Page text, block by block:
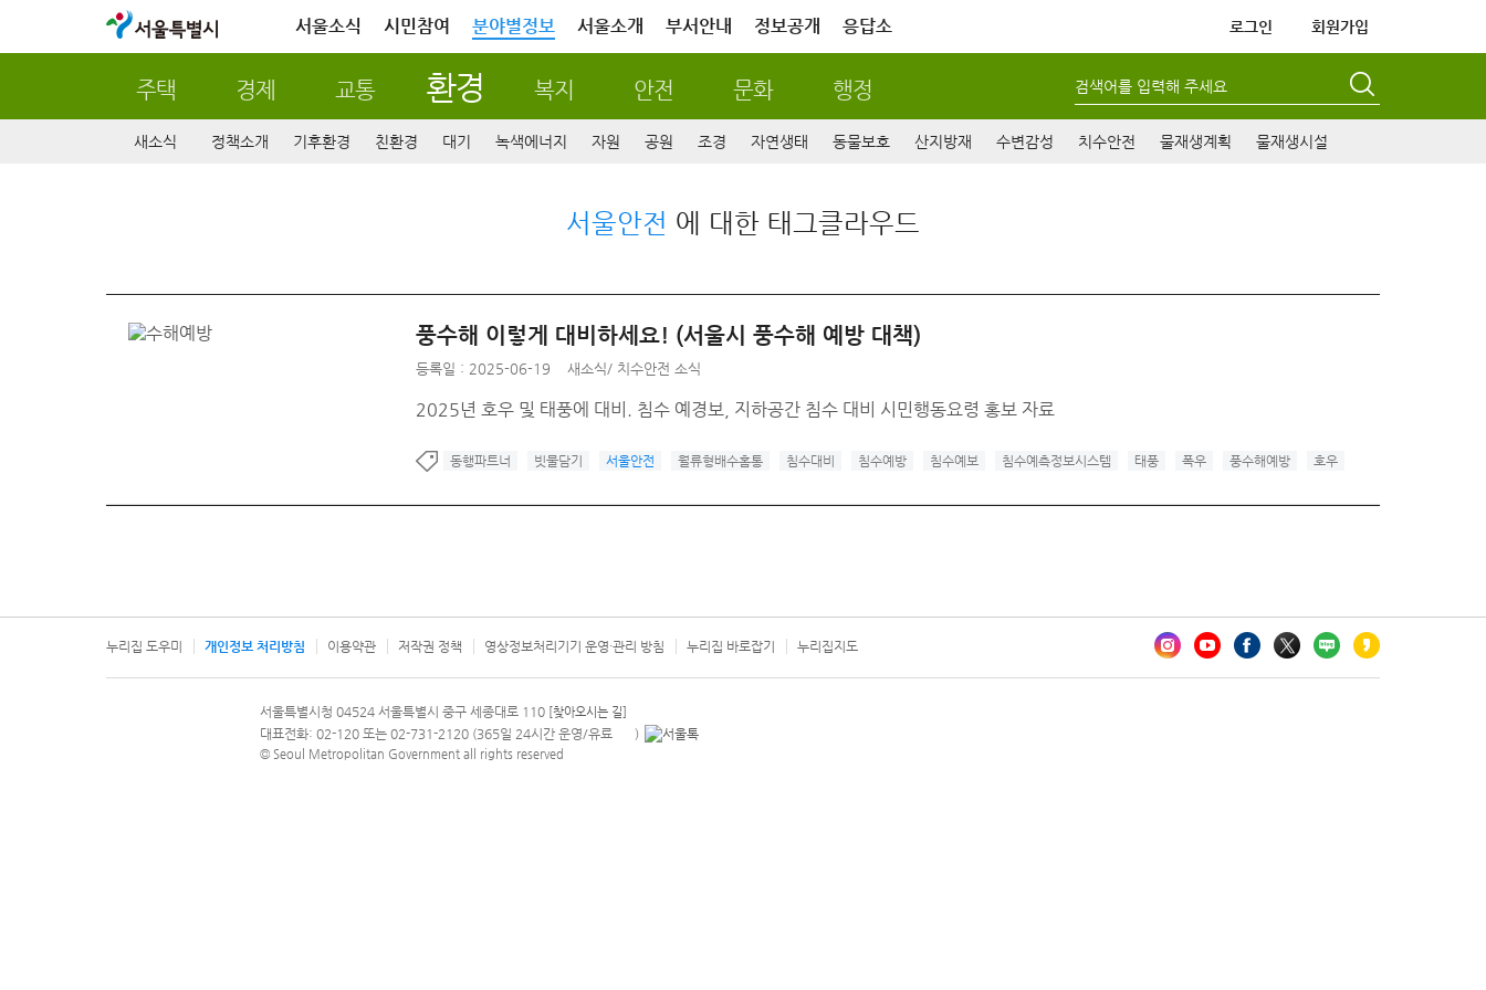
서울특별시 서울소식 시민참여 분야별정보 서울소개 부서안내 정보공개 응답소 로그인 회원가입
주택 경제 교통 환경 복지 안전 문화 행정 검색어를 입력해 주세요
새소식 정책소개 기후환경 친환경 대기 녹색에너지 자원 공원 조경 자연생태 동물보호 산지방재 수변감성 치수안전 물재생계획 물재생시설
서울안전 에 대한 태그클라우드
풍수해 이렇게 대비하세요! (서울시 풍수해 예방 대책)
등록일 : 2025-06-19 새소식/ 치수안전 소식
2025년 호우 및 태풍에 대비. 침수 예경보, 지하공간 침수 대비 시민행동요령 홍보 자료
동행파트너 빗물담기 서울안전 월류형배수홈통 침수대비 침수예방 침수예보 침수예측정보시스템 태풍 폭우 풍수해예방 호우
누리집 도우미 개인정보 처리방침 이용약관 저작권 정책 영상정보처리기기 운영·관리 방침 누리집 바로잡기 누리집지도
문의 전화번호 120, 120 다산콜재단
서울특별시청 04524 서울특별시 중구 세종대로 110 [찾아오시는 길]
대표전화: 02-120 또는 02-731-2120 (365일 24시간 운영/유료 안내팝업 열기
)
© Seoul Metropolitan Government all rights reserved